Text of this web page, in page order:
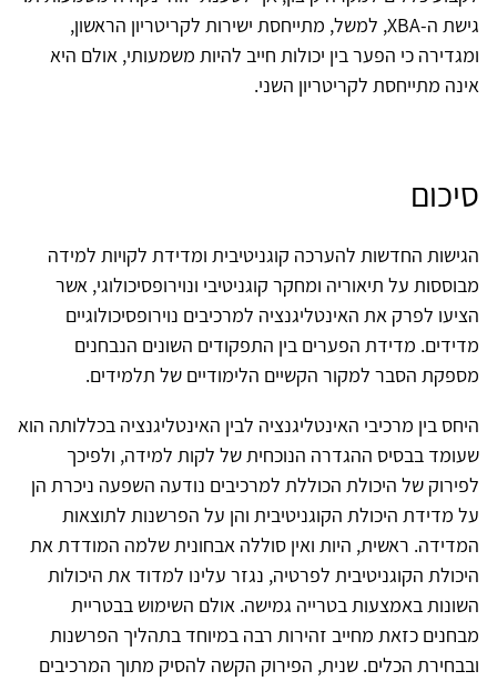
גישת ה-XBA, למשל, מתייחסת ישירות לקריטריון הראשון,
ומגדירה כי הפער בין יכולות חייב להיות משמעותי, אולם היא
אינה מתייחסת לקריטריון השני.
סיכום
הגישות החדשות להערכה קוגניטיבית ומדידת לקויות למידה
מבוססות על תיאוריה ומחקר קוגניטיבי ונוירופסיכולוגי, אשר
הציעו לפרק את האינטליגנציה למרכיבים נוירופסיכולוגיים
מדידים. מדידת הפערים בין התפקודים השונים הנבחנים
מספקת הסבר למקור הקשיים הלימודיים של תלמידים.
היחס בין מרכיבי האינטליגנציה לבין האינטליגנציה בכללותה הוא
שעומד בבסיס ההגדרה הנוכחית של לקות למידה, ולפיכך
לפירוק של היכולת הכוללת למרכיבים נודעה השפעה ניכרת הן
על מדידת היכולת הקוגניטיבית והן על הפרשנות לתוצאות
המדידה. ראשית, היות ואין סוללה אבחונית שלמה המודדת את
היכולת הקוגניטיבית לפרטיה, נגזר עלינו למדוד את היכולות
השונות באמצעות בטרייה גמישה. אולם השימוש בבטריית
מבחנים כזאת מחייב זהירות רבה במיוחד בתהליך הפרשנות
ובבחירת הכלים. שנית, הפירוק הקשה להסיק מתוך המרכיבים